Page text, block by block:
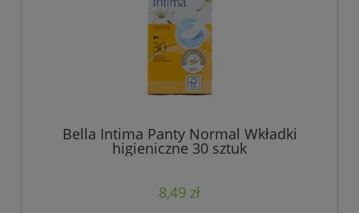
Bella Intima Panty Normal Wkładki
higieniczne 30 sztuk
8,49 zł